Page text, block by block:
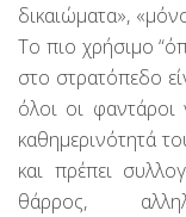
δικαιώματα»,
Το πιο χρήσιμο
στο στρατόπεδο
όλοι οι φαντάροι
καθημερινότητά
και πρέπει
θάρρος,